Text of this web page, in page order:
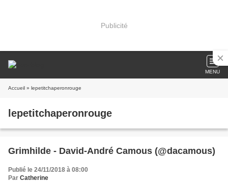
Publicité
MENU
Accueil » lepetitchaperonrouge
lepetitchaperonrouge
Grimhilde - David-André Camous (@dacamous)
Publié le 24/11/2018 à 08:00
Par Catherine